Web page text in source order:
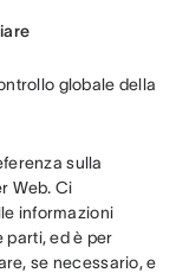
globale della
sulla
Web. Ci
informazioni
parti, ed è per
se necessario, e